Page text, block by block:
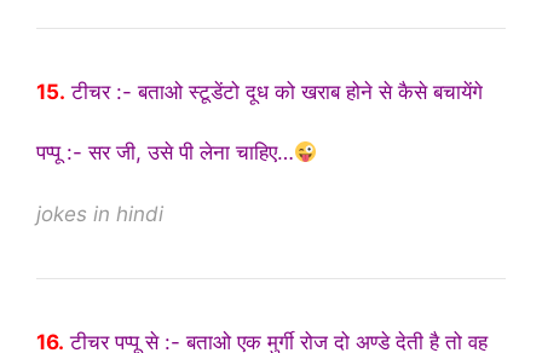
15. टीचर :- बताओ स्टूडेंटो दूध को खराब होने से कैसे बचायेंगे
पप्पू :- सर जी, उसे पी लेना चाहिए…
jokes in hindi
16. टीचर पप्पू से :- बताओ एक मुर्गी रोज दो अण्डे देती है तो वह